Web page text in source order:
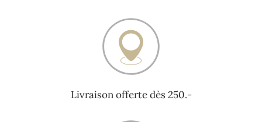
Livraison offerte dès 250.-